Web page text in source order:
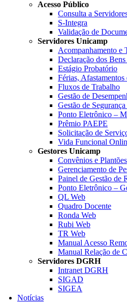
Acesso Público
Consulta a
S-Integra
Validação de
Servidores Unicamp
Acompanhamento e
Declaração dos
Estágio Probatório
Férias,
Fluxos de Trabalho
Gestão de
Gestão de
Ponto Eletrônico –
Prêmio PAEPE
Solicitação de
Vida Funcional
Gestores Unicamp
Convênios e Plantões
Gerenciamento de
Painel de Gestão de
Ponto Eletrônico –
QL Web
Quadro Docente
Ronda Web
Rubi Web
TR Web
Manual Acesso
Manual Relação de
Servidores DGRH
Intranet DGRH
SIGAD
SIGEA
Notícias